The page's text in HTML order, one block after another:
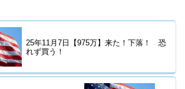
25年11月7日【975万】来た！下落！ 恐
れず買う！